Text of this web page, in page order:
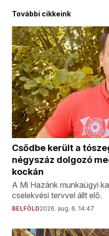
További cikkeink
Csődbe került a
négyszáz dolgozó
kockán
A Mi Hazánk munkaügyi
cselekvési tervvel állt elő.
BELFÖLD2026. aug. 6. 14:47